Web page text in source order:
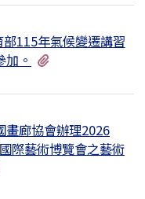
115年氣候變遷講習
。
畫廊協會辦理2026
際藝術博覽會之藝術